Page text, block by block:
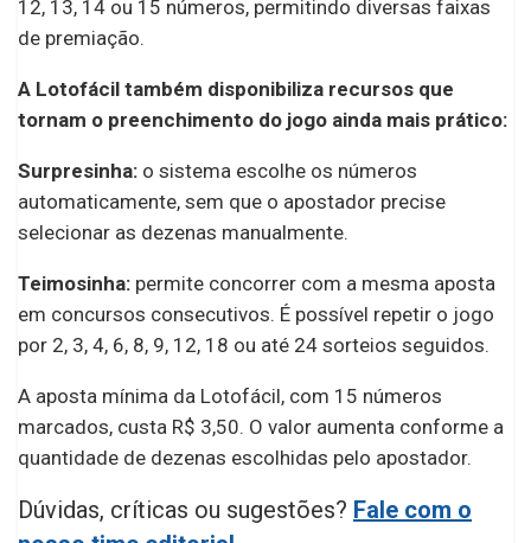
12, 13, 14 ou 15 números, permitindo diversas faixas
de premiação.
A Lotofácil também disponibiliza recursos que
tornam o preenchimento do jogo ainda mais prático:
Surpresinha: o sistema escolhe os números
automaticamente, sem que o apostador precise
selecionar as dezenas manualmente.
Teimosinha: permite concorrer com a mesma aposta
em concursos consecutivos. É possível repetir o jogo
por 2, 3, 4, 6, 8, 9, 12, 18 ou até 24 sorteios seguidos.
A aposta mínima da Lotofácil, com 15 números
marcados, custa R$ 3,50. O valor aumenta conforme a
quantidade de dezenas escolhidas pelo apostador.
Dúvidas, críticas ou sugestões? Fale com o